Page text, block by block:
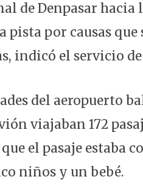
de Denpasar hacia
pista por causas
indicó el servicio
del aeropuerto
viajaban 172
el pasaje estaba
niños y un bebé.